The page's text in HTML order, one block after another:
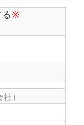
※
）